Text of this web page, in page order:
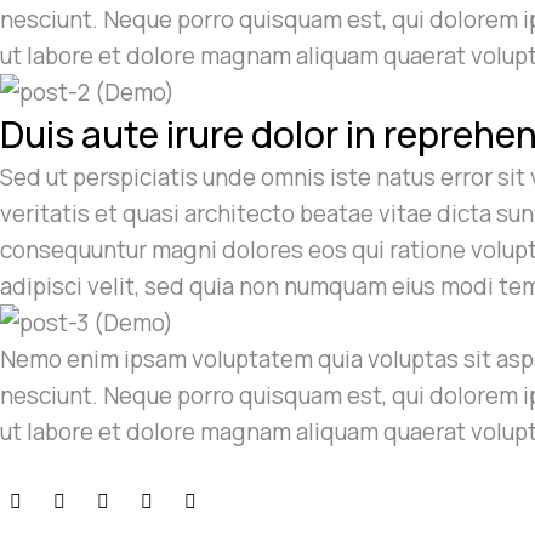
nesciunt. Neque porro quisquam est, qui
ut labore et dolore magnam aliquam quaerat
Duis aute irure dolor in
Sed ut perspiciatis unde omnis iste natus error
veritatis et quasi architecto beatae vitae dicta
consequuntur magni dolores eos qui ratione
adipisci velit, sed quia non numquam eius modi
Nemo enim ipsam voluptatem quia voluptas sit
nesciunt. Neque porro quisquam est, qui
ut labore et dolore magnam aliquam quaerat